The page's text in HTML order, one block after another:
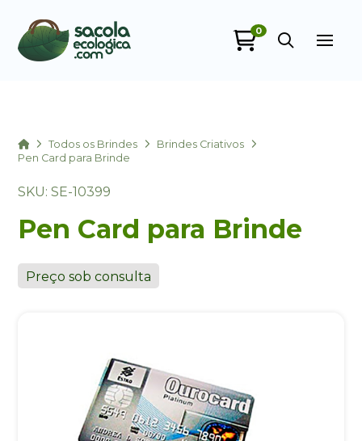
0
HomeTodos os Brindes
Brindes Criativos
Pen Card para Brinde
SKU: SE-10399
Pen Card para Brinde
Preço sob consulta
Eu concordo em receber comunicações.